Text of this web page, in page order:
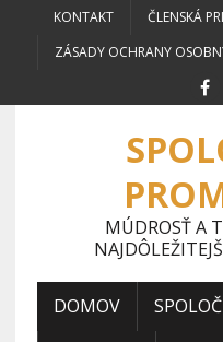
KONTAKT ČLENSKÁ
ZÁSADY OCHRANY
MÚDROSŤ A
DOMOV